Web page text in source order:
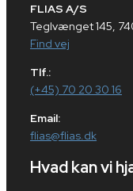
FLIAS A/S
Teglvænget 145,
Find vej
Tlf.:
(+45) 70 20 30 16
Email:
flias@flias.dk
Hvad kan vi